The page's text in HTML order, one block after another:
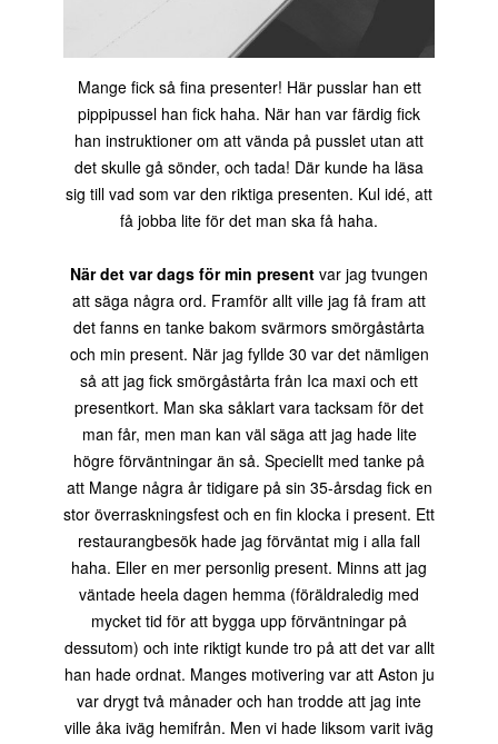
Mange fick så fina presenter! Här pusslar han ett
pippipussel han fick haha. När han var färdig fick
han instruktioner om att vända på pusslet utan att
det skulle gå sönder, och tada! Där kunde ha läsa
sig till vad som var den riktiga presenten. Kul idé, att
få jobba lite för det man ska få haha.
När det var dags för min present var jag tvungen
att säga några ord. Framför allt ville jag få fram att
det fanns en tanke bakom svärmors smörgåstårta
och min present. När jag fyllde 30 var det nämligen
så att jag fick smörgåstårta från Ica maxi och ett
presentkort. Man ska såklart vara tacksam för det
man får, men man kan väl säga att jag hade lite
högre förväntningar än så. Speciellt med tanke på
att Mange några år tidigare på sin 35-årsdag fick en
stor överraskningsfest och en fin klocka i present. Ett
restaurangbesök hade jag förväntat mig i alla fall
haha. Eller en mer personlig present. Minns att jag
väntade heela dagen hemma (föräldraledig med
mycket tid för att bygga upp förväntningar på
dessutom) och inte riktigt kunde tro på att det var allt
han hade ordnat. Manges motivering var att Aston ju
var drygt två månader och han trodde att jag inte
ville åka iväg hemifrån. Men vi hade liksom varit iväg